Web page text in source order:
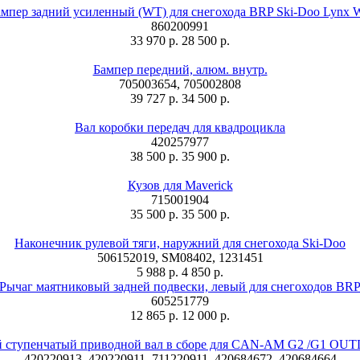
задний усиленный (WT) для снегохода BRP Ski-Doo Lynx
860200991
33 970 р. 28 500 р.
Бампер передний, алюм. внутр.
705003654, 705002808
39 727 р. 34 500 р.
Вал коробки передач для квадроцикла
420257977
38 500 р. 35 900 р.
Кузов для Maverick
715001904
35 500 р. 35 500 р.
Наконечник рулевой тяги, наружний для снегохода Ski-Doo
506152019, SM08402, 1231451
5 988 р. 4 850 р.
Рычаг маятниковый задней подвески, левый для снегоходов BRP
605251779
12 865 р. 12 000 р.
ступенчатый приводной вал в сборе для CAN-AM G2 /G1